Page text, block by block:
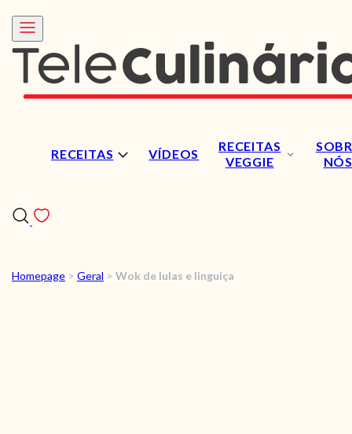
RECEITAS VÍDEOS
RECEITAS
VEGGIE
NÓS
RECEITAS
Homepage > Geral > Wok de lulas e linguiça